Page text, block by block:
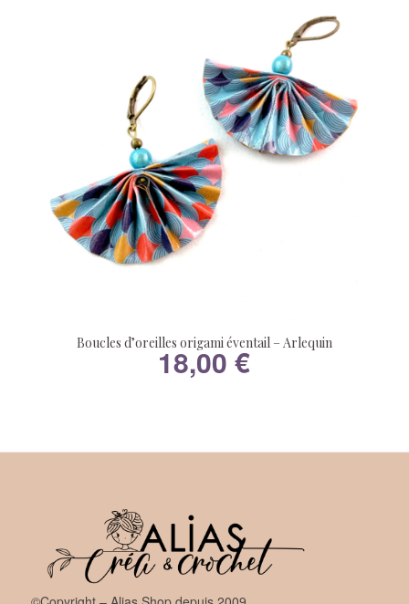
Boucles d’oreilles origami éventail – Arlequin
18,00€